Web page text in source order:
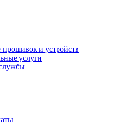
и устройств
услуги